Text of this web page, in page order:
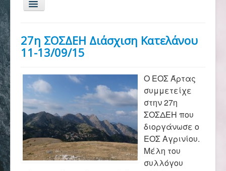
Εναλλαγή
πλοήγησης
Αρχική
Σύλλογος
Ορειβασία
Αναρρίχηση
27η ΣΟΣΔΕΗ Διάσχιση Κατελάνου
11-13/09/15
Ο ΕΟΣ Άρτας
συμμετείχε
στην 27η
ΣΟΣΔΕΗ που
διοργάνωσε ο
ΕΟΣ Αγρινίου.
Μέλη του
συλλόγου